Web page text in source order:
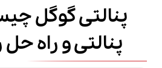
پنالتی گوگل
پنالتی و راه